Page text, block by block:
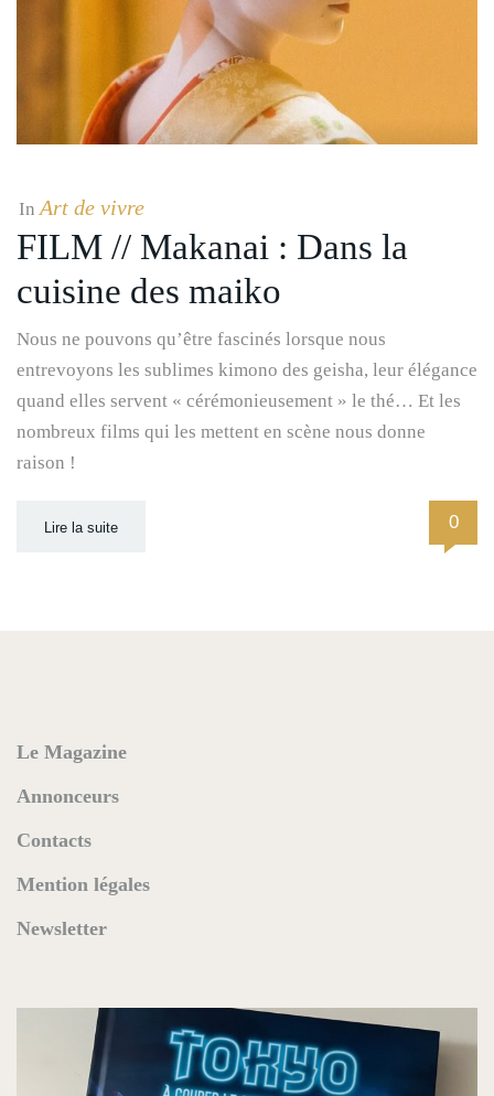
InArt de vivre
FILM // Makanai : Dans la
cuisine des maiko
Nous ne pouvons qu’être fascinés lorsque nous
entrevoyons les sublimes kimono des geisha, leur élégance
quand elles servent « cérémonieusement » le thé… Et les
nombreux films qui les mettent en scène nous donne
raison !
Lire la suite 0
Le Magazine
Annonceurs
Contacts
Mention légales
Newsletter